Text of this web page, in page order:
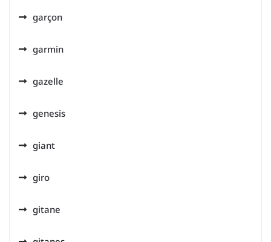
garçon
garmin
gazelle
genesis
giant
giro
gitane